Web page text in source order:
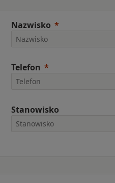
Nazwisko
Telefon
Stanowisko